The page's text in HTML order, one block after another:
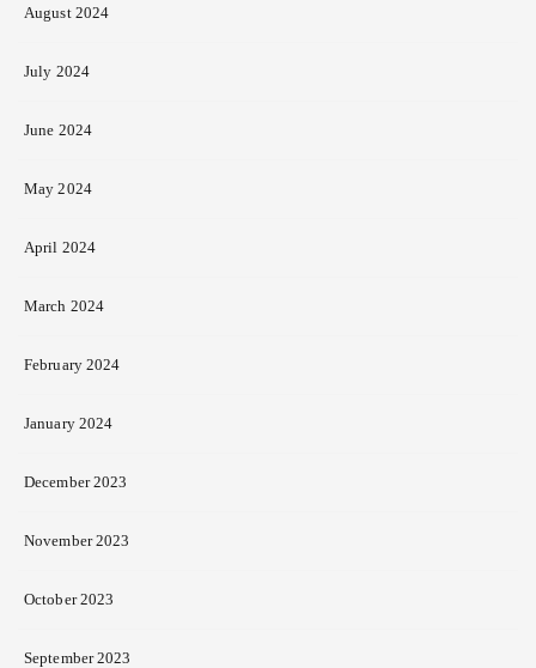
August 2024
July 2024
June 2024
May 2024
April 2024
March 2024
February 2024
January 2024
December 2023
November 2023
October 2023
September 2023